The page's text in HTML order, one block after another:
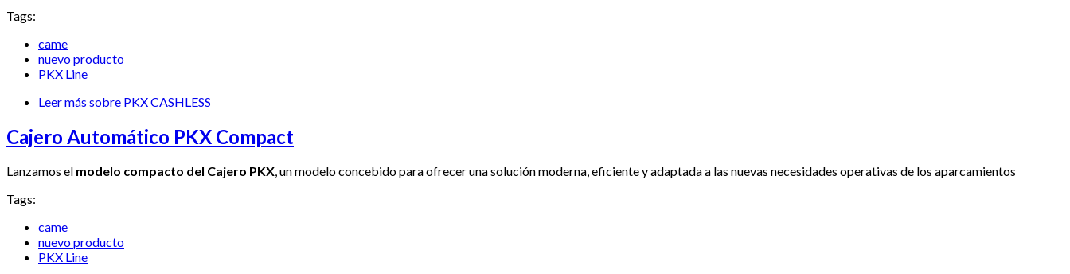
Tags:
came
nuevo producto
PKX Line
Leer más sobre PKX CASHLESS
Cajero Automático PKX Compact
Lanzamos el modelo compacto del Cajero PKX, un modelo concebido para ofrecer una solución moderna, eficiente y adaptada a las nuevas necesidades operativas de los aparcamientos
Tags:
came
nuevo producto
PKX Line